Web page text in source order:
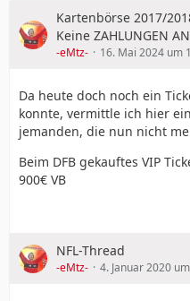
Kartenbörse 2017/
Keine ZAHLUNGEN
-eMtz- 16. Mai 2024 um
Da heute doch noch ein
konnte, vermittle ich hier
jemanden, die nun nicht
Beim DFB gekauftes VIP
900€ VB
NFL-Thread
-eMtz- 4. Januar 2020